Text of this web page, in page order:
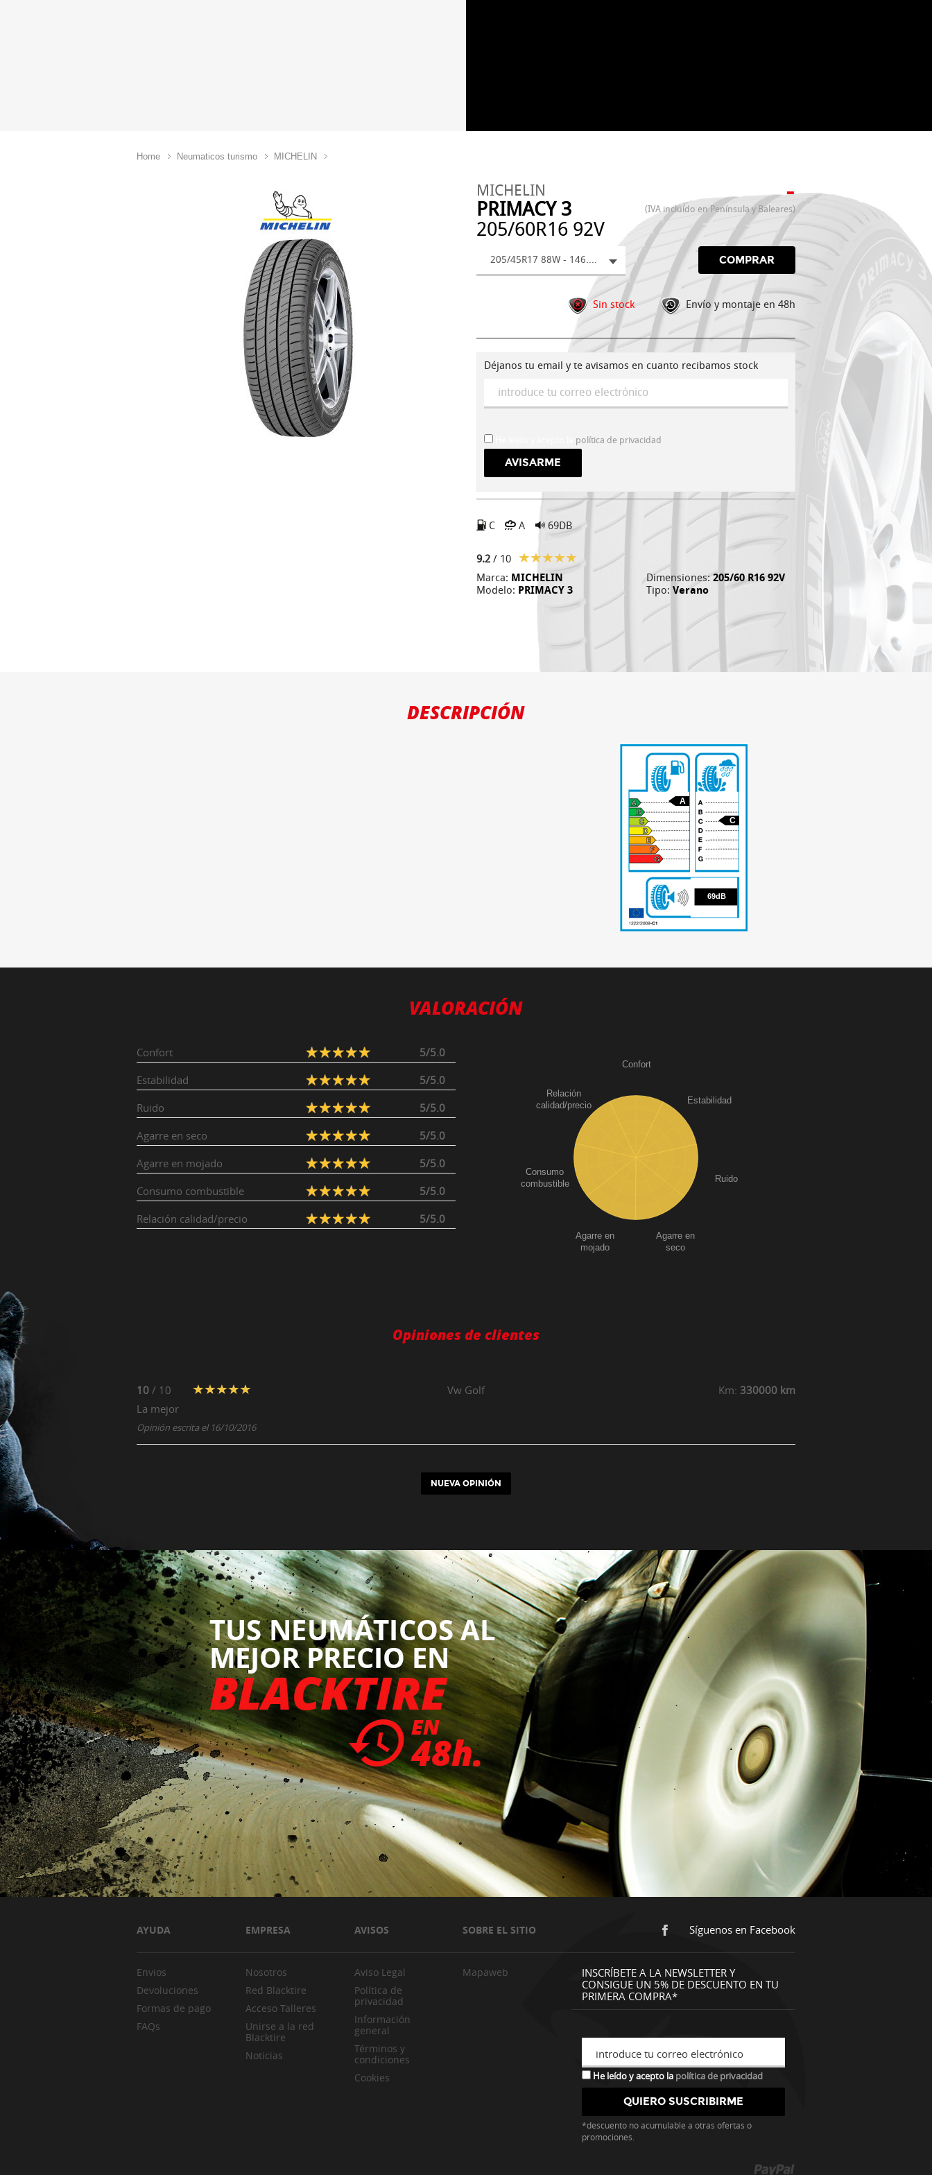
Home Neumaticos turismo MICHELIN
MICHELIN
PRIMACY 3
205/60R16 92V
-
(IVA incluído en Península y Baleares)
205/45R17 88W - 146.92 € COMPRAR
Sin stock Envío y montaje en 48h
Déjanos tu email y te avisamos en cuanto recibamos stock
política de privacidad
C A 69DB
9.2 / 10
Marca: MICHELIN
Modelo: PRIMACY 3
Dimensiones:205/60 R16 92V
Tipo: Verano
DESCRIPCIÓN
69
A
C
69dB
VALORACIÓN
Confort
5/5.0
Estabilidad
5/5.0
Ruido
5/5.0
Agarre en seco
5/5.0
Agarre en mojado
5/5.0
Consumo combustible
5/5.0
Relación calidad/precio
5/5.0
Confort
Estabilidad
Ruido
Agarre en
seco
Agarre en
mojado
Consumo
combustible
Relación
calidad/precio
Opiniones de clientes
10 / 10 VwGolf Km: 330000 km
La mejor
Opinión escrita el 16/10/2016
NUEVA OPINIÓN
AYUDA EMPRESA AVISOS SOBRE EL SITIO Síguenos en Facebook
Envios
Devoluciones
Formas de pago
FAQs
Nosotros
Red Blacktire
Acceso Talleres
Unirse a la red
Blacktire
Noticias
Aviso Legal
Política de
privacidad
Información
general
Términos y
condiciones
Cookies
Mapaweb
INSCRÍBETE A LA NEWSLETTER Y
CONSIGUE UN 5% DE DESCUENTO EN TU
PRIMERA COMPRA*
introduce tu correo electrónico
He leído y acepto la política de privacidad
*descuento no acumulable a otras ofertas o
promociones.